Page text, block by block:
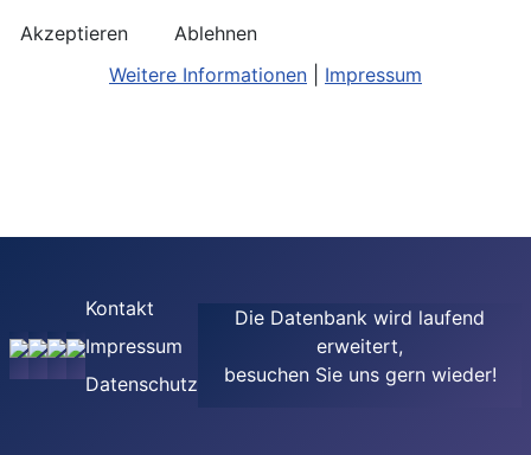
Kontakt
Impressum
Datenschutz
Die Datenbank wird laufend
erweitert,
besuchen Sie uns gern wieder!
Akzeptieren
Ablehnen
Weitere Informationen
Impressum